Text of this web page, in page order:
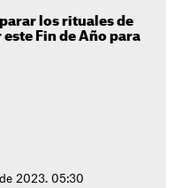
los rituales de
este Fin de Año para
2023. 05:30